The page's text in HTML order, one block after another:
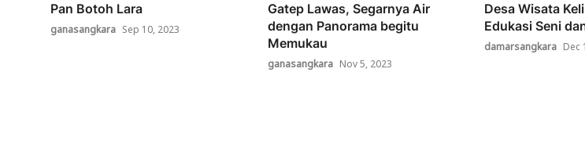
Pan Botoh Lara
ganasangkara Sep 10, 2023
Gatep Lawas, Segarnya Air
dengan Panorama begitu
Memukau
ganasangkara Nov 5, 2023
Desa Wisata
Edukasi Seni
damarsangkara Dec